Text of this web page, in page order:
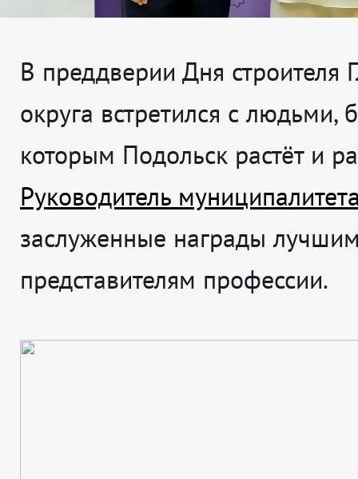
В преддверии Дня строителя
округа встретился с людьми,
которым Подольск растёт и
Руководитель
заслуженные награды
представителям профессии.